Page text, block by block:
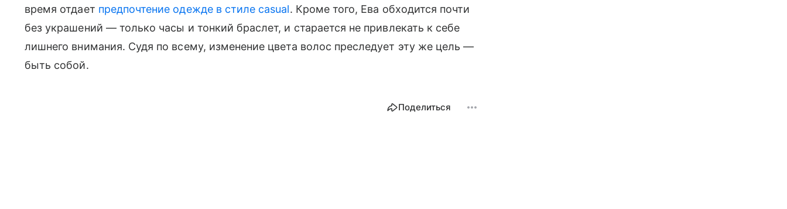
время отдает предпочтение одежде в стиле casual. Кроме того, Ева обходится почти
без украшений — только часы и тонкий браслет, и старается не привлекать к себе
лишнего внимания. Судя по всему, изменение цвета волос преследует эту же цель —
быть собой.
Поделиться